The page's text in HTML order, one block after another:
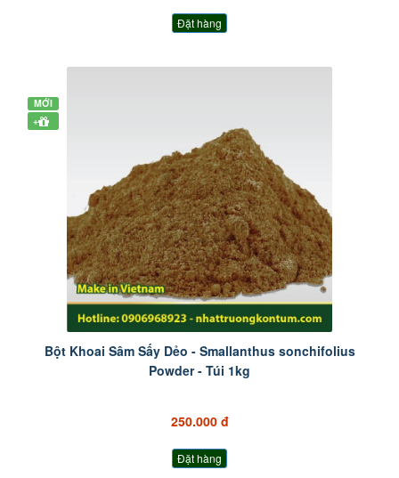
Đặt hàng
MỚI
+
Bột Khoai Sâm Sấy Dẻo - Smallanthus sonchifolius
Powder - Túi 1kg
250.000 đ
Đặt hàng